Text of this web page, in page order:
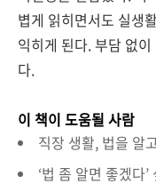
볍게 읽히면서도 실생
익히게 된다. 부담 없
다.
이 책이 도움될 사람
직장 생활, 법을 알
‘법 좀 알면 좋겠다